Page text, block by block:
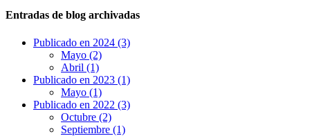
Entradas de blog archivadas
Publicado en 2024 (3)
Mayo (2)
Abril (1)
Publicado en 2023 (1)
Mayo (1)
Publicado en 2022 (3)
Octubre (2)
Septiembre (1)